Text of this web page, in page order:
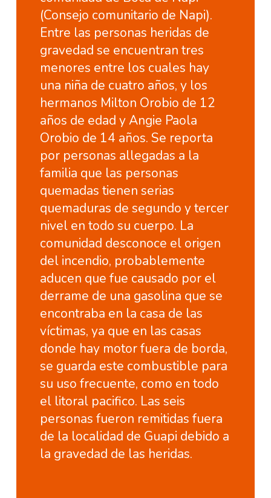
(Consejo comunitario de Napi).
Entre las personas heridas de
gravedad se encuentran tres
menores entre los cuales hay
una niña de cuatro años, y los
hermanos Milton Orobio de 12
años de edad y Angie Paola
Orobio de 14 años. Se reporta
por personas allegadas a la
familia que las personas
quemadas tienen serias
quemaduras de segundo y tercer
nivel en todo su cuerpo. La
comunidad desconoce el origen
del incendio, probablemente
aducen que fue causado por el
derrame de una gasolina que se
encontraba en la casa de las
víctimas, ya que en las casas
donde hay motor fuera de borda,
se guarda este combustible para
su uso frecuente, como en todo
el litoral pacifico. Las seis
personas fueron remitidas fuera
de la localidad de Guapi debido a
la gravedad de las heridas.